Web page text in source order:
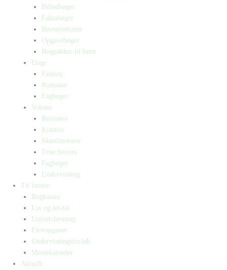
Billedbøger
Faktabøger
Børneromaner
Opgavebøger
Bogpakker til børn
Unge
Fantasy
Romaner
Fagbøger
Voksne
Romance
Krimier
Skønlitteratur
True Stories
Fagbøger
Undervisning
Til lærere
Bogkasser
Lix og let-tal
Universlæsning
Elevopgaver
Undervisningsforløb
Messekalender
Aktuelt